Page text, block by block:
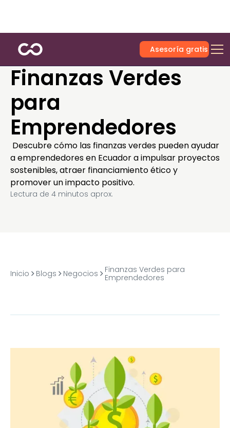
Asesoría gratis
Finanzas Verdes
para
Emprendedores
Descubre cómo las finanzas verdes pueden ayudar
a emprendedores en Ecuador a impulsar proyectos
sostenibles, atraer financiamiento ético y
promover un impacto positivo.
Lectura de 4 minutos aprox.
Inicio Blogs Negocios
Finanzas Verdes para
Emprendedores